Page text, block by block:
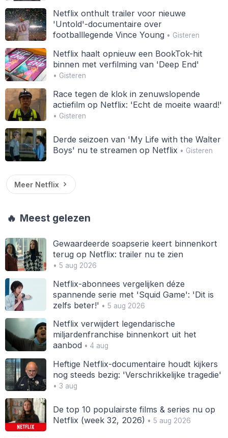
Netflix onthult trailer voor nieuwe
'Untold'-documentaire over
footballlegende Vince Young• Gisteren
Netflix haalt opnieuw een BookTok-hit
binnen met verfilming van 'Deep End'
• Gisteren
Race tegen de klok in zenuwslopende
actiefilm op Netflix: 'Echt de moeite waard!'
• Gisteren
Derde seizoen van 'My Life with the Walter
Boys' nu te streamen op Netflix • Gisteren
Meer Netflix
🔥 Meest gelezen
Gewaardeerde soapserie keert binnenkort
terug op Netflix: trailer nu te zien
• 5 aug 2026
Netflix-abonnees vergelijken déze
spannende serie met 'Squid Game': 'Dit is
zelfs beter!' • 5 aug 2026
Netflix verwijdert legendarische
miljardenfranchise binnenkort uit het
aanbod • 4 aug
Heftige Netflix-documentaire houdt kijkers
nog steeds bezig: 'Verschrikkelijke tragedie'
• 3 aug
De top 10 populairste films & series nu op
Netflix (week 32, 2026) • 5 aug 2026